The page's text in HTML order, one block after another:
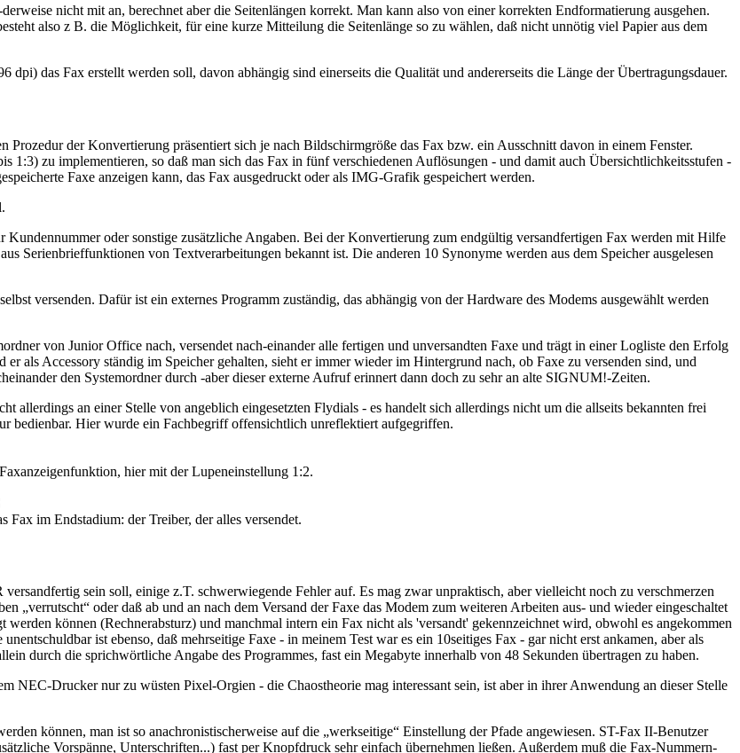
nicht mit an, berechnet aber die Seitenlängen korrekt. Man kann also von einer korrekten Endformatierung ausgehen.
also z B. die Möglichkeit, für eine kurze Mitteilung die Seitenlänge so zu wählen, daß nicht unnötig viel Papier aus dem
das Fax erstellt werden soll, davon abhängig sind einerseits die Qualität und andererseits die Länge der Übertragungsdauer.
Prozedur der Konvertierung präsentiert sich je nach Bildschirmgröße das Fax bzw. ein Ausschnitt davon in einem Fenster.
1:3) zu implementieren, so daß man sich das Fax in fünf verschiedenen Auflösungen - und damit auch Übersichtlichkeitsstufen -
Faxe anzeigen kann, das Fax ausgedruckt oder als IMG-Grafik gespeichert werden.
oder sonstige zusätzliche Angaben. Bei der Konvertierung zum endgültig versandfertigen Fax werden mit Hilfe
Serienbrieffunktionen von Textverarbeitungen bekannt ist. Die anderen 10 Synonyme werden aus dem Speicher ausgelesen
versenden. Dafür ist ein externes Programm zuständig, das abhängig von der Hardware des Modems ausgewählt werden
von Junior Office nach, versendet nach-einander alle fertigen und unversandten Faxe und trägt in einer Logliste den Erfolg
als Accessory ständig im Speicher gehalten, sieht er immer wieder im Hintergrund nach, ob Faxe zu versenden sind, und
den Systemordner durch -aber dieser externe Aufruf erinnert dann doch zu sehr an alte SIGNUM!-Zeiten.
allerdings an einer Stelle von angeblich eingesetzten Flydials - es handelt sich allerdings nicht um die allseits bekannten frei
bedienbar. Hier wurde ein Fachbegriff offensichtlich unreflektiert aufgegriffen.
hier mit der Lupeneinstellung 1:2.
Fax im Endstadium: der Treiber, der alles versendet.
sein soll, einige z.T. schwerwiegende Fehler auf. Es mag zwar unpraktisch, aber vielleicht noch zu verschmerzen
„verrutscht“ oder daß ab und an nach dem Versand der Faxe das Modem zum weiteren Arbeiten aus- und wieder eingeschaltet
können (Rechnerabsturz) und manchmal intern ein Fax nicht als 'versandt' gekennzeichnet wird, obwohl es angekommen
ist ebenso, daß mehrseitige Faxe - in meinem Test war es ein 10seitiges Fax - gar nicht erst ankamen, aber als
durch die sprichwörtliche Angabe des Programmes, fast ein Megabyte innerhalb von 48 Sekunden übertragen zu haben.
NEC-Drucker nur zu wüsten Pixel-Orgien - die Chaostheorie mag interessant sein, ist aber in ihrer Anwendung an dieser Stelle
können, man ist so anachronistischerweise auf die „werkseitige“ Einstellung der Pfade angewiesen. ST-Fax II-Benutzer
Vorspänne, Unterschriften...) fast per Knopfdruck sehr einfach übernehmen ließen. Außerdem muß die Fax-Nummern-